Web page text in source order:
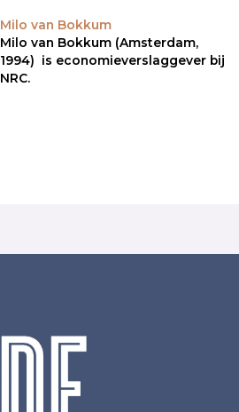
Milo van Bokkum
Milo van Bokkum (Amsterdam,
1994) is economieverslaggever bij
NRC.